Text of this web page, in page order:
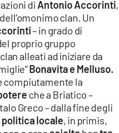
di Antonio Accorinti,
clan. Un
– in grado di
proprio gruppo
alleati ad iniziare da
Bonavita e Melluso.
compiutamente la
che a Briatico –
Greco – dalla fine degli
locale, in primis,